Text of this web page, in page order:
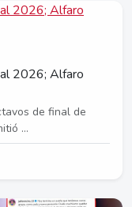
2026; Alfaro
de final de
...